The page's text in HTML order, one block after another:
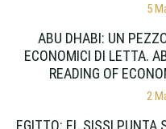
5
ABU DHABI: UN
ECONOMICI DI LETTA.
READING OF
2
EGITTO: EL SISSI PUNTA